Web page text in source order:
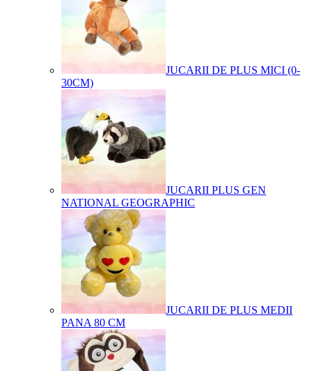
JUCARII DE PLUS MICI (0-
30CM)
JUCARII PLUS GEN
NATIONAL GEOGRAPHIC
JUCARII DE PLUS MEDII
PANA 80 CM